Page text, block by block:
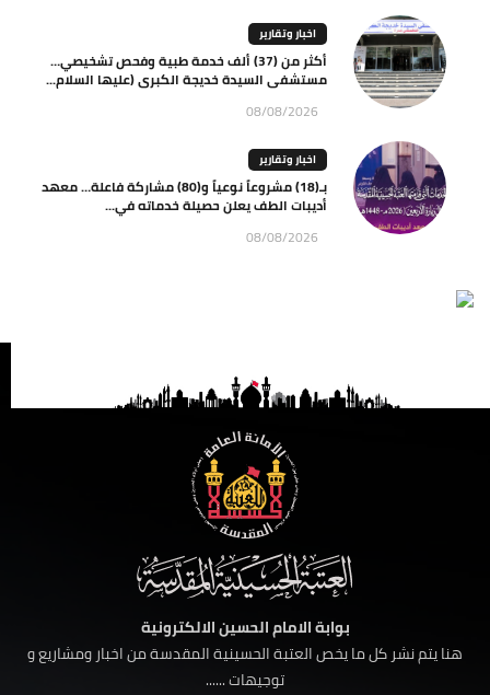
اخبار وتقارير
أكثر من (37) ألف خدمة طبية وفحص تشخيصي…
مستشفى السيدة خديجة الكبرى (عليها السلام...
08/08/2026
اخبار وتقارير
بـ(18) مشروعاً نوعياً و(80) مشاركة فاعلة… معهد
أديبات الطف يعلن حصيلة خدماته في...
08/08/2026
بوابة الامام الحسين الالكترونية
هنا يتم نشر كل ما يخص العتبة الحسينية المقدسة من اخبار ومشاريع و
توجيهات ......